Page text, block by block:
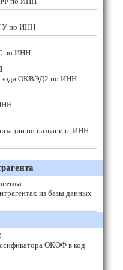
по ИНН
по ИНН
кода ОКВЭД2 по ИНН
по названию, ИНН
из базы данных
ОКОФ в код